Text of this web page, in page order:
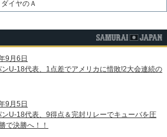
ダイヤのＡ
9月6日
ンU-18代表、1点差でアメリカに惜敗!2大会連続の
9月5日
ンU-18代表、9得点＆完封リレーでキューバを圧
で決勝へ！！